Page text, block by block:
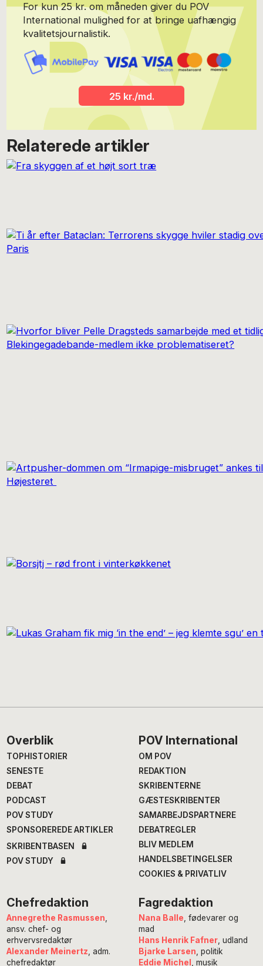
For kun 25 kr. om måneden giver du POV
International mulighed for at bringe uafhængig
kvalitetsjournalistik.
25 kr./md.
Relaterede artikler
Footer
Overblik
TOPHISTORIER
SENESTE
DEBAT
PODCAST
POV STUDY
SPONSOREREDE ARTIKLER
SKRIBENTBASEN
POV STUDY
POV International
OM POV
REDAKTION
SKRIBENTERNE
GÆSTESKRIBENTER
SAMARBEJDSPARTNERE
DEBATREGLER
BLIV MEDLEM
HANDELSBETINGELSER
COOKIES & PRIVATLIV
Chefredaktion
Annegrethe Rasmussen,
ansv. chef- og
erhvervsredaktør
Alexander Meinertz, adm.
chefredaktør
Fagredaktion
Nana Balle, fødevarer og
mad
Hans Henrik Fafner, udland
Bjarke Larsen, politik
Eddie Michel , musik